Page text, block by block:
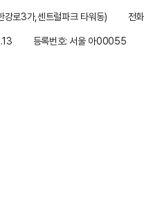
강로3가,센트럴파크 타워동)
전
등록번호: 서울 아00055